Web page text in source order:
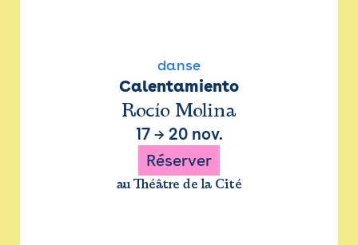
danse
Calentamiento
Rocío Molina
17→ 20 nov.
Réserver
au Théâtre de la Cité